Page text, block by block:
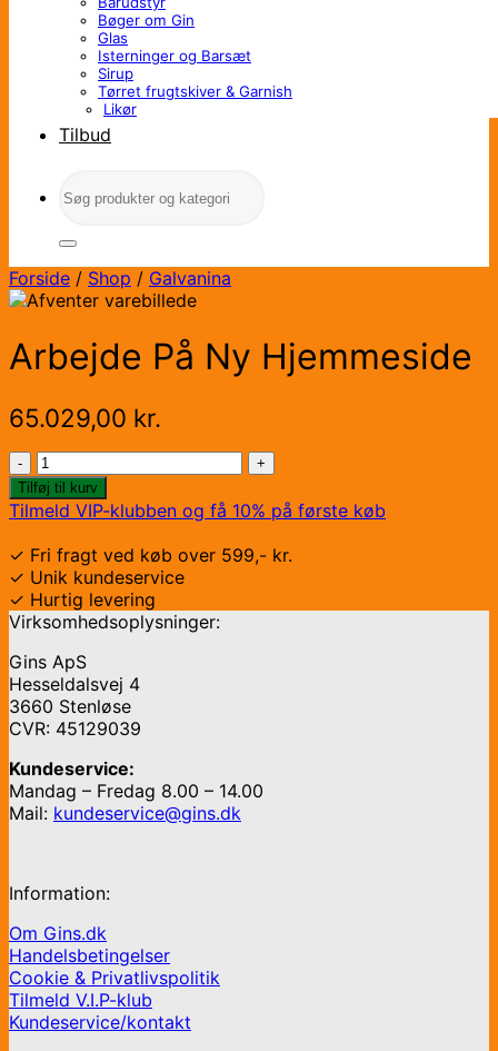
Bøger om Gin
Glas
Isterninger og Barsæt
Sirup
Tørret frugtskiver & Garnish
Likør
Tilbud
efter:
Forside / Shop / Galvanina
Arbejde På Ny Hjemmeside
65.029,00 kr.
Arbejde
På
Ny
Hjemmeside
antal
Tilføj til kurv
Tilmeld VIP-klubben og få 10% på første køb
✓ Fri fragt ved køb over 599,- kr.
✓ Unik kundeservice
✓ Hurtig levering
Virksomhedsoplysninger:
Gins ApS
Hesseldalsvej 4
3660 Stenløse
CVR: 45129039
Kundeservice:
Mandag – Fredag 8.00 – 14.00
Mail: kundeservice@gins.dk
Information:
Om Gins.dk
Handelsbetingelser
Cookie & Privatlivspolitik
Tilmeld V.I.P-klub
Kundeservice/kontakt